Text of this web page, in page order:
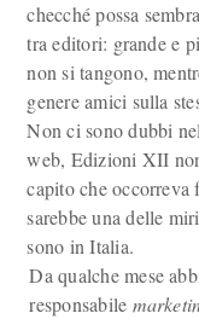
checché possa
tra editori: grande e
non si tangono,
genere amici sulla
Non ci sono dubbi
web, Edizioni XII
capito che occorreva
sarebbe una delle
sono in Italia.
Da qualche mese
responsabile